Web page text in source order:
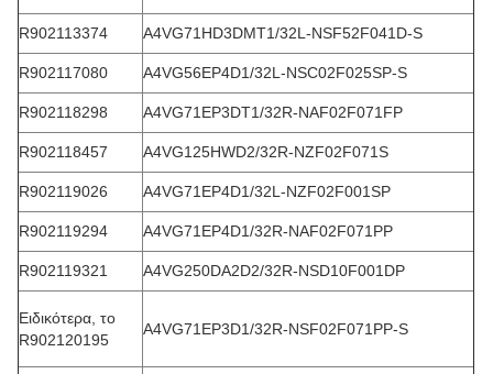
R902113374 Α4VG71HD3DMT1/32L-NSF52F041D-S
R902117080 Α4VG56EP4D1/32L-NSC02F025SP-S
R902118298 Α4VG71EP3DT1/32R-NAF02F071FP
R902118457 Α4VG125HWD2/32R-NZF02F071S
R902119026 Α4VG71EP4D1/32L-NZF02F001SP
R902119294 Α4VG71EP4D1/32R-NAF02F071PP
R902119321 Α4VG250DA2D2/32R-NSD10F001DP
Ειδικότερα, το
R902120195
Α4VG71EP3D1/32R-NSF02F071PP-S